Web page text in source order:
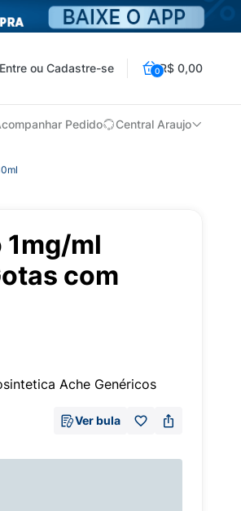
ou Cadastre-se 0R$ 0,00
Pedido Central Araujo
ml
com
Ache Genéricos
Ver bula